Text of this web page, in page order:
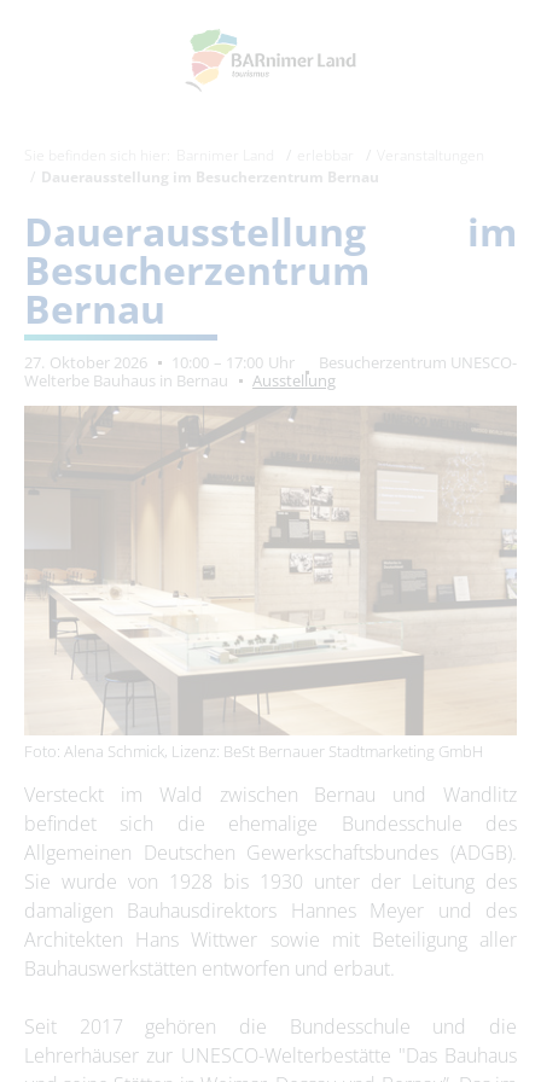
Dauerausstellung im Besucherzentrum Bernau
Dauerausstellung im
Besucherzentrum
Bernau
27. Oktober 2026 10:00 – 17:00 Uhr
Besucherzentrum UNESCO-
Welterbe Bauhaus in Bernau
Ausstellung
Foto: Alena Schmick, Lizenz: BeSt Bernauer Stadtmarketing GmbH
Versteckt im Wald zwischen Bernau und Wandlitz
befindet sich die ehemalige Bundesschule des
Allgemeinen Deutschen Gewerkschaftsbundes (ADGB).
Sie wurde von 1928 bis 1930 unter der Leitung des
damaligen Bauhausdirektors Hannes Meyer und des
Architekten Hans Wittwer sowie mit Beteiligung aller
Bauhauswerkstätten entworfen und erbaut.
Seit 2017 gehören die Bundesschule und die
Lehrerhäuser zur UNESCO-Welterbestätte "Das Bauhaus